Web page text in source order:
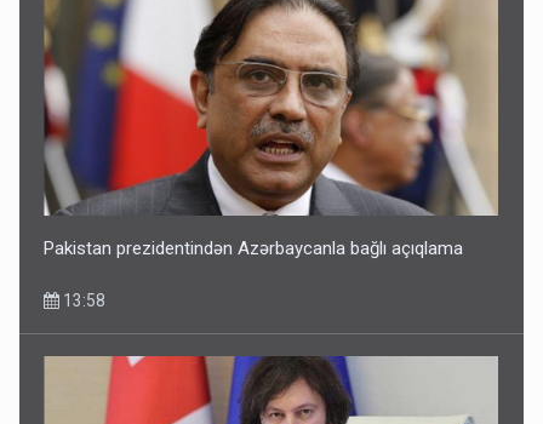
Pakistan prezidentindən Azərbaycanla bağlı açıqlama
13:58